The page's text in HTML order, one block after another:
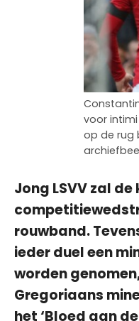
voor
op de rug
Jong LSVV zal
rouwband.
ieder duel een
worden
Gregoriaans
het ‘Bloed aan